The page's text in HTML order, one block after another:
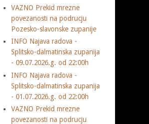
VAZNO Prekid mrezne
povezanosti na podrucju
Pozesko-slavonske zupanije
INFO Najava radova -
Splitsko-dalmatinska zupanija
- 09.07.2026.g. od 22:00h
INFO Najava radova -
Splitsko-dalmatinska zupanija
- 01.07.2026.g. od 22:00h
VAZNO Prekid mrezne
povezanosti na podrucju